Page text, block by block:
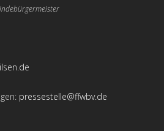
pressestelle@ffwbv.de